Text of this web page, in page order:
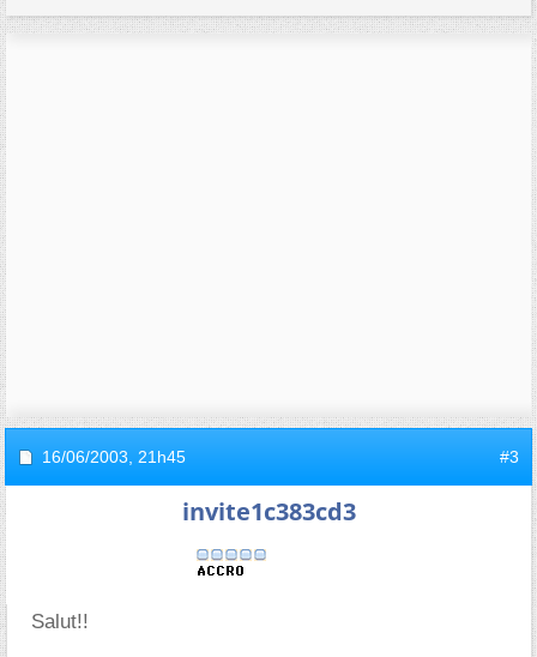
16/06/2003, 21h45 #3
invite1c383cd3
Salut!!